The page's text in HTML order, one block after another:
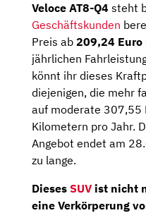
Veloce AT8-Q4 steht
Geschäftskunden
Preis ab 209,24 Euro
jährlichen
könnt ihr dieses
diejenigen, die mehr
auf moderate 307,55
Kilometern pro Jahr.
Angebot endet am
zu lange.
Dieses SUV ist nicht
eine Verkörperung